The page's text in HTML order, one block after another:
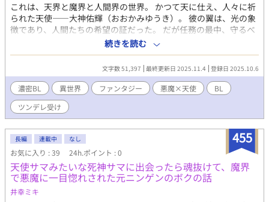
これは、天界と魔界と人間界の世界。 かつて天に仕え、人々に祈
られた天使――大神佑輝（おおかみゆうき）。 彼の翼は、光の象
徴であり、人間たちの希望の証だった。 だが任務の最中、守るべ
き村は炎に呑まれ、跡形もなく消え去った。 祈りは絶叫に変わ
り、救済は届かず。その瞬間、天は冷酷な裁きを下す。 ――断
罪。 背にあった純白の翼は炎に焼かれ、羽根は黒い灰となって大
地へと散った。 魂の半分を剝ぎ取られるような痛みに、佑輝は空
から引きずり落とされる。 堕天。 それは、神に見放された者の
証。 失われた力と、消えない傷跡だけを抱え、佑輝は地上の廃墟
へと叩きつけられた。 ――雨が降っていた廃墟にて、群れなす魔
物に囲まれながらも、彼はなお剣を握る。 けれどその瞳に光はな
く、「自分にはもう価値がない」という絶望に沈んでいた。そん
な彼の前に、ひとりの悪魔が現れる。百鬼颯真（なきりそう
ま）。 場違いなほど軽い態度で、瓦礫の上から笑いかけてくる。
だが、その瞳だけは鋭く、佑輝の奥底を見透かしていた。 「必要
としてくれる奴が、ひとりでもいれば――君の価値って、取り戻
せるのかな？」 場違いなほど柔らかな声が、雷鳴よりも深く、佑
続きを読む
文字数 51,397 最終更新日 2025.11.4 登録日 2025.10.6
濃密BL 異世界 ファンタジー 悪魔×天使
BL
ツンデレ受け
455
長編 連載中 なし
お気に入り : 39 24h.ポイント : 0
天使サマみたいな死神サマに出会ったら魂抜けて、魔界
で悪魔に一目惚れされた元ニンゲンのボクの話
井幸ミキ